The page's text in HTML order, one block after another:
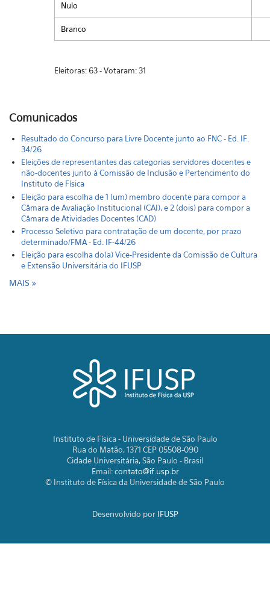
Nulo
Branco
Eleitoras: 63 - Votaram: 31
Comunicados
Resultado do Concurso para Livre Docente junto ao FNC - Ed. IF.
34/26
Eleições de representantes das categorias servidores docentes e
não-docentes junto à Comissão de Inclusão e Pertencimento do
Instituto de Física
Eleição para escolha de 1 (um) membro docente para compor a
Câmara de Avaliação Institucional (CAI), e 2 (dois) para compor a
Câmara de Atividades Docentes (CAD)
Processo Seletivo para contratação de um docente, por prazo
determinado/FMA - Ed. IF-44/26
Eleição para escolha do(a) Vice-Presidente da Comissão de Cultura
e Extensão Universitária do IFUSP
MAIS
Instituto de Física - Universidade de São Paulo
Rua do Matão, 1371 CEP 05508-090
Cidade Universitária, São Paulo - Brasil
Email:contato@if.usp.br
© Instituto de Física da Universidade de São Paulo
Desenvolvido por IFUSP